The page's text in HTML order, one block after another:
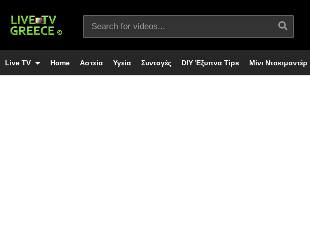
Live TV Home Αστεία Υγεία Συνταγές DIY Έξυπνα Tips Μίνι Ντοκιμαντέρ